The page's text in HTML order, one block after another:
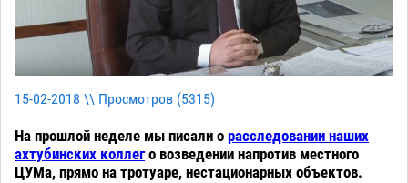
15-02-2018 \\ Просмотров (5315)
На прошлой неделе мы писали о расследовании наших
ахтубинских коллего возведении напротив местного
ЦУМа, прямо на тротуаре, нестационарных объектов.